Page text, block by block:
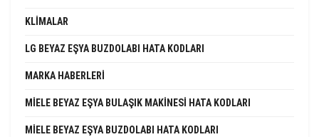
KLIMALAR
LG BEYAZ EŞYA BUZDOLABI HATA KODLARI
MARKA HABERLERI
MIELE BEYAZ EŞYA BULAŞIK MAKINESI HATA KODLARI
MIELE BEYAZ EŞYA BUZDOLABI HATA KODLARI